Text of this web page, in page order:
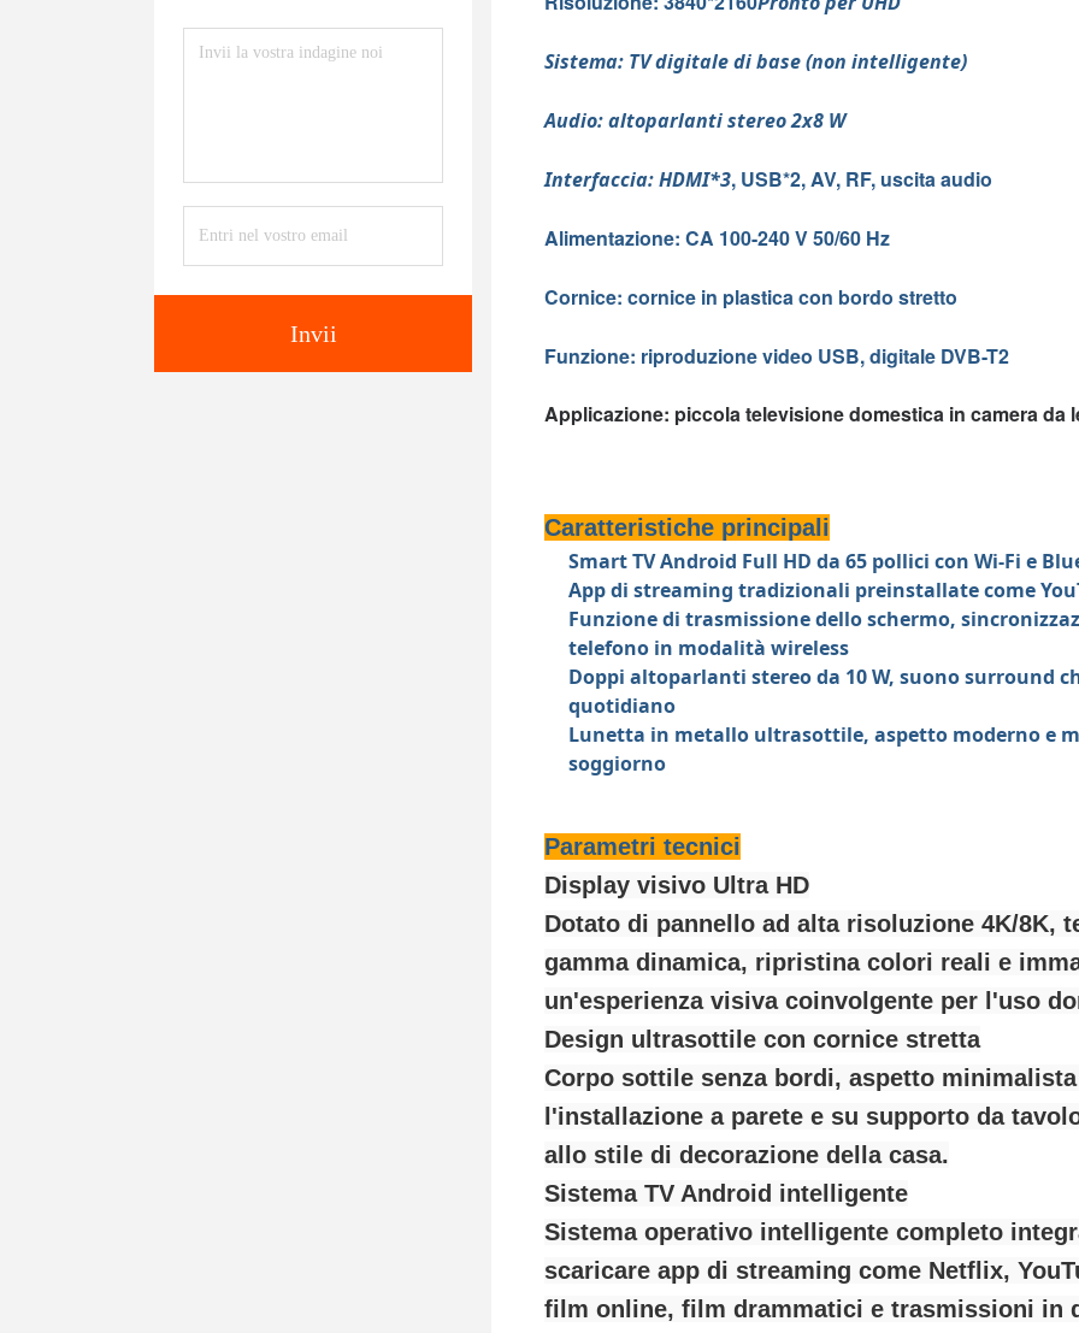
Invii
Sistema: TV digitale di base (non intelligente)
Audio: altoparlanti stereo 2x8 W
Interfaccia: HDMI*3, USB*2, AV, RF, uscita audio
Alimentazione: CA 100-240 V 50/60 Hz
Cornice: cornice in plastica con bordo stretto
Funzione: riproduzione video USB, digitale DVB-T2
Applicazione: piccola televisione domestica in camera da
Caratteristiche principali
Smart TV Android Full HD da 65 pollici con Wi-Fi e
App di streaming tradizionali preinstallate come
Funzione di trasmissione dello schermo,
telefono in modalità wireless
Doppi altoparlanti stereo da 10 W, suono surround
quotidiano
Lunetta in metallo ultrasottile, aspetto moderno e
soggiorno
Parametri tecnici
Display visivo Ultra HD
Dotato di pannello ad alta risoluzione 4K/8K,
gamma dinamica, ripristina colori reali e
un'esperienza visiva coinvolgente per l'uso
Design ultrasottile con cornice stretta
Corpo sottile senza bordi, aspetto
l'installazione a parete e su supporto da
allo stile di decorazione della casa.
Sistema TV Android intelligente
Sistema operativo intelligente completo
scaricare app di streaming come Netflix,
film online, film drammatici e trasmissioni in